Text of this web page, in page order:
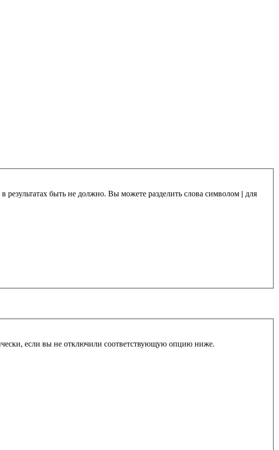
результатах быть не должно. Вы можете разделить слова символом | для
если вы не отключили соответствующую опцию ниже.